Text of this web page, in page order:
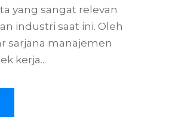
yang sangat relevan
industri saat ini. Oleh
sarjana manajemen
kerja...